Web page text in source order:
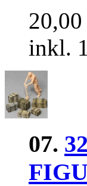
inkl.
07.